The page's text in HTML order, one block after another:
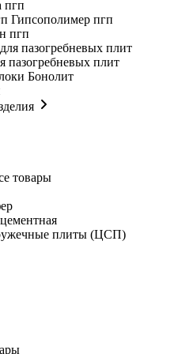
пгп
Гипсополимер пгп
пгп
пазогребневых плит
Бонолит
товары
плиты (ЦСП)